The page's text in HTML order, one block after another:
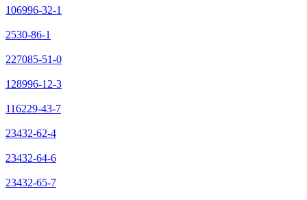
106996-32-1
2530-86-1
227085-51-0
128996-12-3
116229-43-7
23432-62-4
23432-64-6
23432-65-7